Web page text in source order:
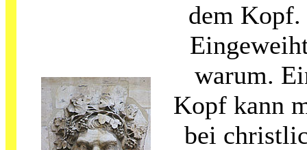
dem
warum.
Kopf kann
bei